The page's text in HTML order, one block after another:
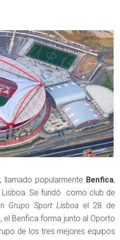
, llamado popularmente Benfica,
Se fundó como club de
Grupo Sport Lisboa el 28 de
el Benfica forma junto al Oporto
de los tres mejores equipos